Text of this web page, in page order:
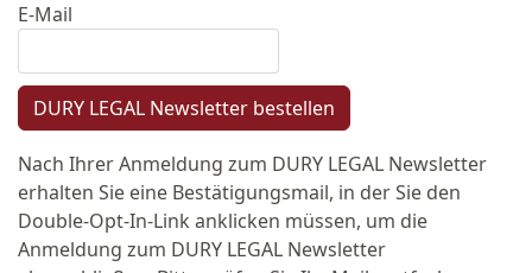
E-Mail
DURY LEGAL Newsletter bestellen
Nach Ihrer Anmeldung zum DURY LEGAL Newsletter
erhalten Sie eine Bestätigungsmail, in der Sie den
Double-Opt-In-Link anklicken müssen, um die
Anmeldung zum DURY LEGAL Newsletter